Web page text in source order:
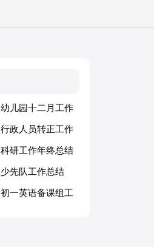
幼儿园十二月工作
总结
行政人员转正工作
总结
科研工作年终总结
少先队工作总结
初一英语备课组工